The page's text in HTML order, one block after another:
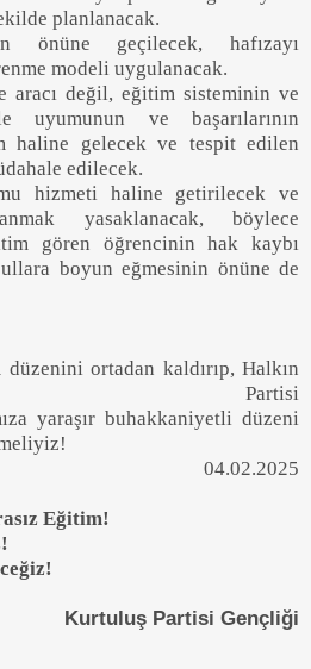
planlanacak.
önüne geçilecek, hafızayı
modeli uygulanacak.
aracı değil, eğitim sisteminin ve
uyumunun ve başarılarının
haline gelecek ve tespit edilen
edilecek.
hizmeti haline getirilecek ve
yasaklanacak, böylece
gören öğrencinin hak kaybı
boyun eğmesinin önüne de
ortadan kaldırıp, Halkın
Partisi
yaraşır buhakkaniyetli düzeni
04.02.2025
Eğitim!
Kurtuluş Partisi Gençliği